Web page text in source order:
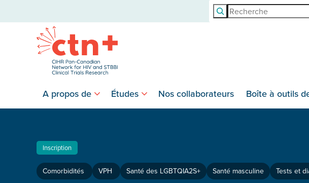
Recherche
A propos de Études Nos collaborateurs Boîte à outils
Inscription
Comorbidités VPH Santé des LGBTQIA2S+ Santé masculine Tests et